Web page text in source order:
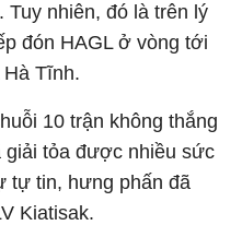
Tuy nhiên, đó là trên lý
đón HAGL ở vòng tới
Tĩnh.
10 trận không thắng
tỏa được nhiều sức
tự tin, hưng phấn đã
Kiatisak.